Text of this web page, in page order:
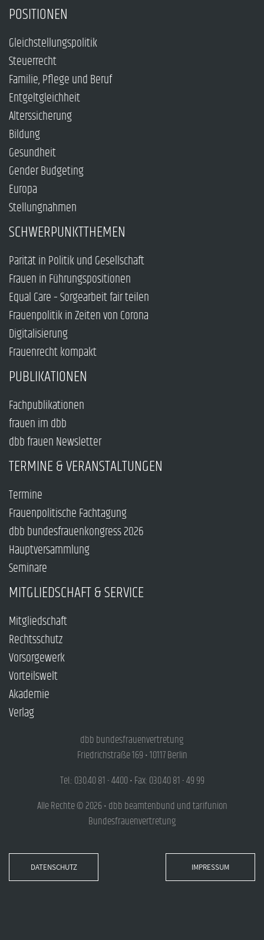
POSITIONEN
Gleichstellungspolitik
Steuerrecht
Familie, Pflege und Beruf
Entgeltgleichheit
Alterssicherung
Bildung
Gesundheit
Gender Budgeting
Europa
Stellungnahmen
SCHWERPUNKTTHEMEN
Parität in Politik und Gesellschaft
Frauen in Führungspositionen
Equal Care – Sorgearbeit fair teilen
Frauenpolitik in Zeiten von Corona
Digitalisierung
Frauenrecht kompakt
PUBLIKATIONEN
Fachpublikationen
frauen im dbb
dbb frauen Newsletter
TERMINE & VERANSTALTUNGEN
Termine
Frauenpolitische Fachtagung
dbb bundesfrauenkongress 2026
Hauptversammlung
Seminare
MITGLIEDSCHAFT & SERVICE
Mitgliedschaft
Rechtsschutz
Vorsorgewerk
Vorteilswelt
Akademie
Verlag
dbb bundesfrauenvertretung
Friedrichstraße 169 • 10117 Berlin
Tel.: 030.40 81 - 4400 • Fax: 030.40 81 - 49 99
Alle Rechte © 2026 • dbb beamtenbund und tarifunion
Bundesfrauenvertretung
DATENSCHUTZ IMPRESSUM